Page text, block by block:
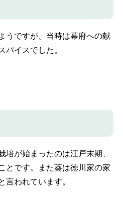
うですが、当時は幕府への献
パイスでした。
が始まったのは江戸末期、
とです。また葵は徳川家の家
われています。